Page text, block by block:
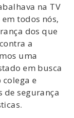
na TV
todos nós,
dos que
a
uma
em busca
e
de segurança